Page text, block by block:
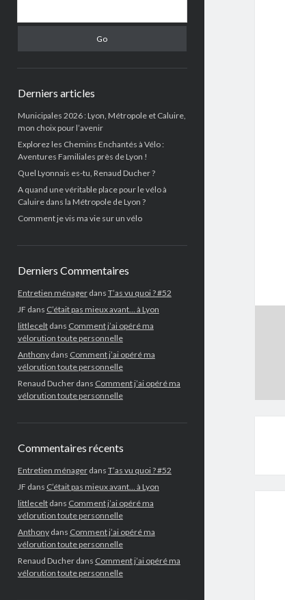
Derniers articles
Municipales 2026 : Lyon, Métropole et Caluire,
mon choix pour l’avenir
Explorez les Chemins Enchantés à Vélo :
Aventures Familiales près de Lyon !
Quel Lyonnais es-tu, Renaud Ducher ?
A quand une véritable place pour le vélo à
Caluire dans la Métropole de Lyon ?
Comment je vis ma vie sur un vélo
Derniers Commentaires
Entretien ménagerdans T’as vu quoi ? #52
JF dans C’était pas mieux avant… à Lyon
littleceltdans Comment j’ai opéré ma
vélorution toute personnelle
Anthonydans Comment j’ai opéré ma
vélorution toute personnelle
Renaud Ducherdans Comment j’ai opéré ma
vélorution toute personnelle
Commentaires récents
Entretien ménagerdans T’as vu quoi ? #52
JF dans C’était pas mieux avant… à Lyon
littleceltdans Comment j’ai opéré ma
vélorution toute personnelle
Anthonydans Comment j’ai opéré ma
vélorution toute personnelle
Renaud Ducherdans Comment j’ai opéré ma
vélorution toute personnelle